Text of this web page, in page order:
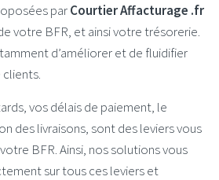
parCourtier Affacturage .fr
votre BFR, et ainsi votre trésorerie.
d’améliorer et de fluidifier
vos délais de paiement, le
des livraisons, sont des leviers vous
BFR. Ainsi, nos solutions vous
sur tous ces leviers et